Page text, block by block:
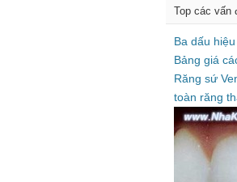
Top các vấn
Ba dấu
Bảng giá
Răng sứ
toàn răng